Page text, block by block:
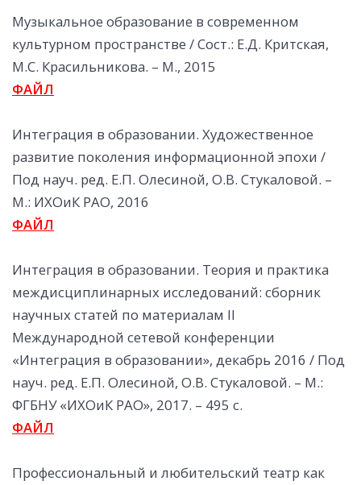
Музыкальное образование в современном
культурном пространстве / Сост.: Е.Д. Критская,
М.С. Красильникова. – М., 2015
ФАЙЛ
Интеграция в образовании. Художественное
развитие поколения информационной эпохи /
Под науч. ред. Е.П. Олесиной, О.В. Стукаловой. –
М.: ИХОиК РАО, 2016
ФАЙЛ
Интеграция в образовании. Теория и практика
междисциплинарных исследований: сборник
научных статей по материалам II
Международной сетевой конференции
«Интеграция в образовании», декабрь 2016 / Под
науч. ред. Е.П. Олесиной, О.В. Стукаловой. – М.:
ФГБНУ «ИХОиК РАО», 2017. – 495 с.
ФАЙЛ
Профессиональный и любительский театр как